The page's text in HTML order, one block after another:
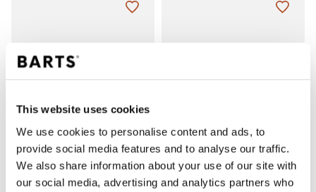
This website uses cookies
We use cookies to personalise content and ads, to
provide social media features and to analyse our traffic.
We also share information about your use of our site with
our social media, advertising and analytics partners who